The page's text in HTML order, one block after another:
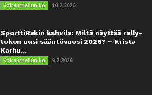
Koiraurheilun ilo 10.2.2026
SporttiRakin kahvila: Miltä näyttää rally-
tokon uusi sääntövuosi 2026? – Krista
Karhu...
Koiraurheilun ilo 9.2.2026